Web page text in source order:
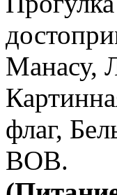
Манасу,
флаг,
ВОВ.